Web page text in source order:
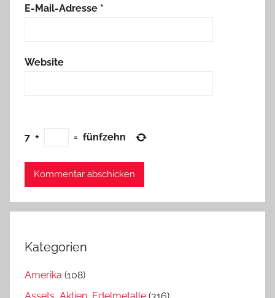
E-Mail-Adresse *
Website
7 + = fünfzehn
Kategorien
Amerika (108)